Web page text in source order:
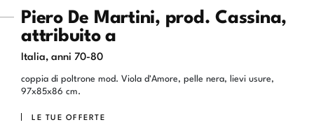
Piero De Martini, prod. Cassina,
attribuito a
Italia, anni 70-80
coppia di poltrone mod. Viola d'Amore, pelle nera, lievi usure,
97x85x86 cm.
LE TUE OFFERTE